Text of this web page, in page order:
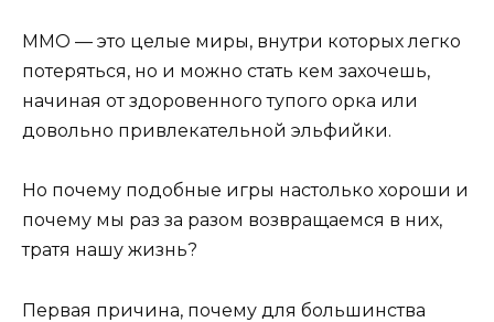
ММО — это целые миры, внутри которых легко
потеряться, но и можно стать кем захочешь,
начиная от здоровенного тупого орка или
довольно привлекательной эльфийки.
Но почему подобные игры настолько хороши и
почему мы раз за разом возвращаемся в них,
тратя нашу жизнь?
Первая причина, почему для большинства